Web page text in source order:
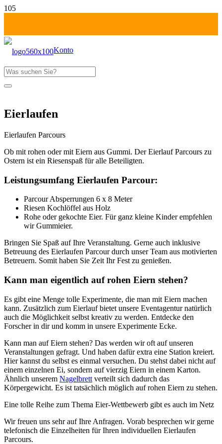
Konto
Eierlaufen
Eierlaufen Parcours
Ob mit rohen oder mit Eiern aus Gummi. Der Eierlauf Parcours zu
Ostern ist ein Riesenspaß für alle Beteiligten.
Leistungsumfang Eierlaufen Parcour:
Parcour Absperrungen 6 x 8 Meter
Riesen Kochlöffel aus Holz
Rohe oder gekochte Eier. Für ganz kleine Kinder empfehlen
wir Gummieier.
Bringen Sie Spaß auf Ihre Veranstaltung. Gerne auch inklusive
Betreuung des Eierlaufen Parcour durch unser Team aus motivierten
Betreuern. Somit haben Sie Zeit Ihr Fest zu genießen.
Kann man eigentlich auf rohen Eiern stehen?
Es gibt eine Menge tolle Experimente, die man mit Eiern machen
kann. Zusätzlich zum Eierlauf bietet unsere Eventagentur natürlich
auch die Möglichkeit selbst kreativ zu werden. Entdecke den
Forscher in dir und komm in unsere Experimente Ecke.
Kann man auf Eiern stehen? Das werden wir oft auf unseren
Veranstaltungen gefragt. Und haben dafür extra eine Station kreiert.
Hier kannst du selbst es einmal versuchen. Du stehst dabei nicht auf
einem einzelnen Ei, sondern auf vierzig Eiern in einem Karton.
Ähnlich unserem Nagelbrett verteilt sich dadurch das
Körpergewicht. Es ist tatsächlich möglich auf rohen Eiern zu stehen.
Eine tolle Reihe zum Thema Eier-Wettbewerb gibt es auch im Netz
Wir freuen uns sehr auf Ihre Anfragen. Vorab besprechen wir gerne
telefonisch die Einzelheiten für Ihren individuellen Eierlaufen
Parcours.